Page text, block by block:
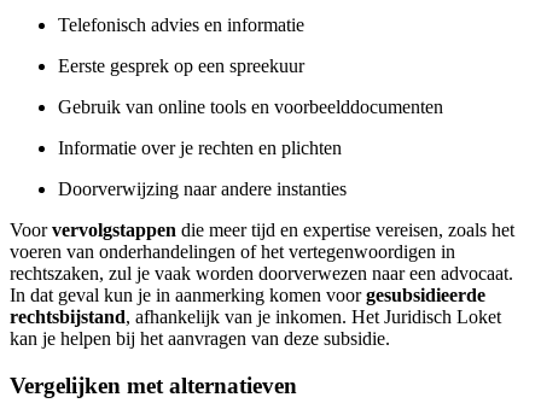
Telefonisch advies en informatie
Eerste gesprek op een spreekuur
Gebruik van online tools en voorbeelddocumenten
Informatie over je rechten en plichten
Doorverwijzing naar andere instanties
Voorvervolgstappen die meer tijd en expertise vereisen, zoals het
voeren van onderhandelingen of het vertegenwoordigen in
rechtszaken, zul je vaak worden doorverwezen naar een advocaat.
In dat geval kun je in aanmerking komen voorgesubsidieerde
rechtsbijstand, afhankelijk van je inkomen. Het Juridisch Loket
kan je helpen bij het aanvragen van deze subsidie.
Vergelijken met alternatieven